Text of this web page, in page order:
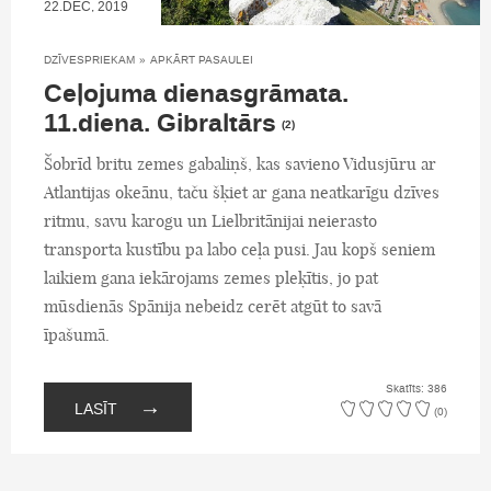
22.DEC, 2019
DZĪVESPRIEKAM » APKĀRT PASAULEI
Ceļojuma dienasgrāmata.
11.diena. Gibraltārs (2)
Šobrīd britu zemes gabaliņš, kas savieno Vidusjūru ar
Atlantijas okeānu, taču šķiet ar gana neatkarīgu dzīves
ritmu, savu karogu un Lielbritānijai neierasto
transporta kustību pa labo ceļa pusi. Jau kopš seniem
laikiem gana iekārojams zemes pleķītis, jo pat
mūsdienās Spānija nebeidz cerēt atgūt to savā
īpašumā.
LASĪT →
Skatīts: 386
(0)